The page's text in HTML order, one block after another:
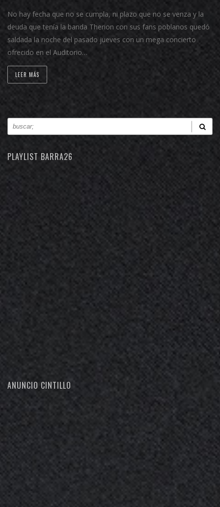
No hay fecha que no se cumpla, ni plazo que no se venza y la
deuda que tenía la banda Therion con sus fans poblanos quedó
saldada la noche del pasado jueves con un mega concierto
ofrecido en el Auditorio…
LEER MÁS
PLAYLIST BARRA26
ANUNCIO CINTILLO